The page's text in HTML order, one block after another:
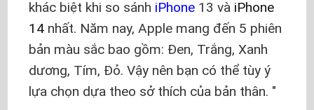
khác biệt khi so sánh iPhone 13 và iPhone
14 nhất. Năm nay, Apple mang đến 5 phiên
bản màu sắc bao gồm: Đen, Trắng, Xanh
dương, Tím, Đỏ. Vậy nên bạn có thể tùy ý
lựa chọn dựa theo sở thích của bản thân.